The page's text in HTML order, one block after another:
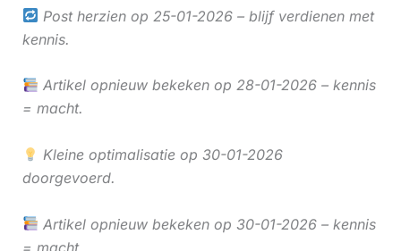
Post herzien op 25-01-2026 – blijf verdienen met
kennis.
Artikel opnieuw bekeken op 28-01-2026 – kennis
= macht.
Kleine optimalisatie op 30-01-2026
doorgevoerd.
Artikel opnieuw bekeken op 30-01-2026 – kennis
= macht.